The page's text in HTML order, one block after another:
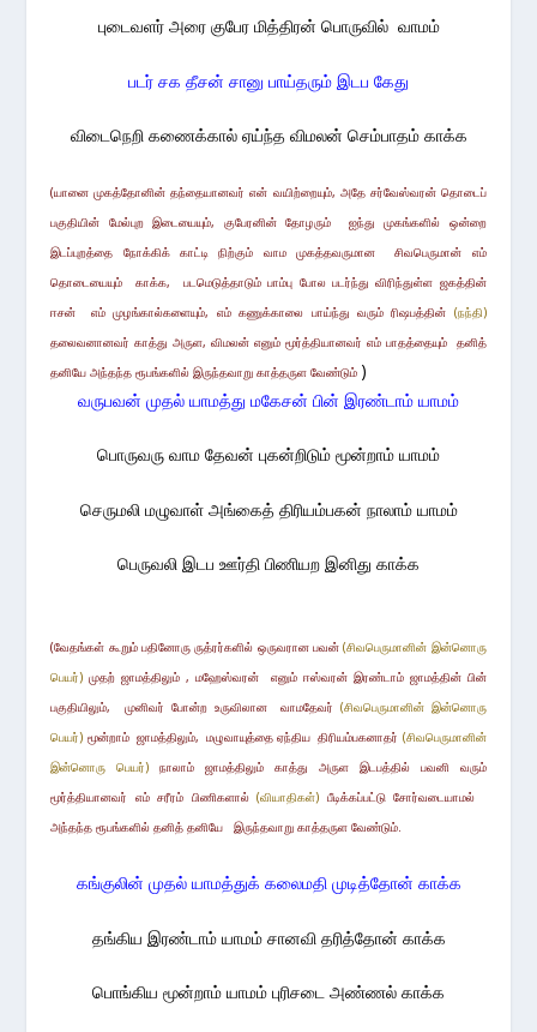
புடைவளர் அரை குபேர மித்திரன் பொருவில் வாமம்
படர் சக தீசன் சானு பாய்தரும் இடப கேது
விடைநெறி கணைக்கால் ஏய்ந்த விமலன் செம்பாதம் காக்க
(யானை முகத்தோனின் தந்தையானவர் என் வயிற்றையும், அதே சர்வேஸ்வரன் தொடைப்
பகுதியின் மேல்புற இடையையும், குபேரனின் தோழரும்
ஐந்து முகங்களில் ஒன்றை
இடப்புறத்தை நோக்கிக் காட்டிநிற்கும் வாம முகத்தவருமான
சிவபெருமான் எம்
தொடையையும் காக்க, படமெடுத்தாடும் பாம்பு போல படர்ந்து விரிந்துள்ள ஜகத்தின்
ஈசன்
எம் முழங்கால்களையும், எம் கணுக்காலை பாய்ந்து வரும் ரிஷபத்தின் (நந்தி)
தலைவனானவர் காத்து அருள, விமலன் எனும் மூர்த்தியானவர் எம் பாதத்தையும் தனித்
தனியே அந்தந்த ரூபங்களில்இருந்தவாறுகாத்தருள வேண்டும் )
வருபவன் முதல் யாமத்து மகேசன் பின் இரண்டாம் யாமம்
பொருவரு வாம தேவன் புகன்றிடும் மூன்றாம் யாமம்
செருமலி மழுவாள் அங்கைத் திரியம்பகன் நாலாம் யாமம்
பெருவலி இடப ஊர்தி பிணியற இனிது காக்க
(வேதங்கள் கூறும் பதினோரு ருத்ரர்களில் ஒருவரான பவன்(சிவபெருமானின் இன்னொரு
பெயர்)முதற் ஜாமத்திலும் ,மஹேஸ்வரன்
எனும் ஈஸ்வரன் இரண்டாம் ஜாமத்தின் பின்
பகுதியிலும், முனிவர் போன்ற உருவிலான வாமதேவர் (சிவபெருமானின் இன்னொரு
பெயர்) மூன்றாம் ஜாமத்திலும், மழுவாயுத்தை ஏந்திய திரியம்பகனாதர் (சிவபெருமானின்
இன்னொரு பெயர்) நாலாம் ஜாமத்திலும் காத்து அருள இடபத்தில் பவனி வரும்
மூர்த்தியானவர் எம் சரீரம் பிணிகளால்(வியாதிகள்) பீடிக்கப்பட்டு சோர்வடையாமல்
அந்தந்த ரூபங்களில் தனித் தனியேஇருந்தவாறுகாத்தருள வேண்டும்.
கங்குலின் முதல் யாமத்துக் கலைமதி முடித்தோன் காக்க
தங்கிய இரண்டாம் யாமம் சானவி தரித்தோன் காக்க
பொங்கிய மூன்றாம் யாமம் புரிசடை அண்ணல் காக்க